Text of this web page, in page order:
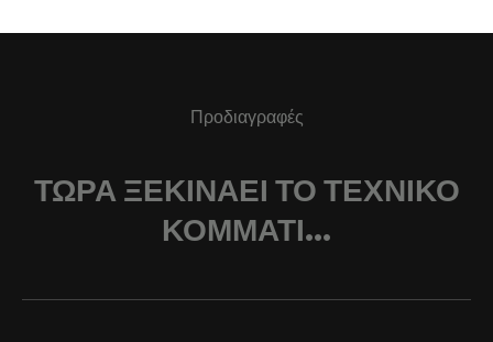
Προδιαγραφές
ΤΏΡΑ ΞΕΚΙΝΆΕΙ ΤΟ ΤΕΧΝΙΚΌ
ΚΟΜΜΆΤΙ...